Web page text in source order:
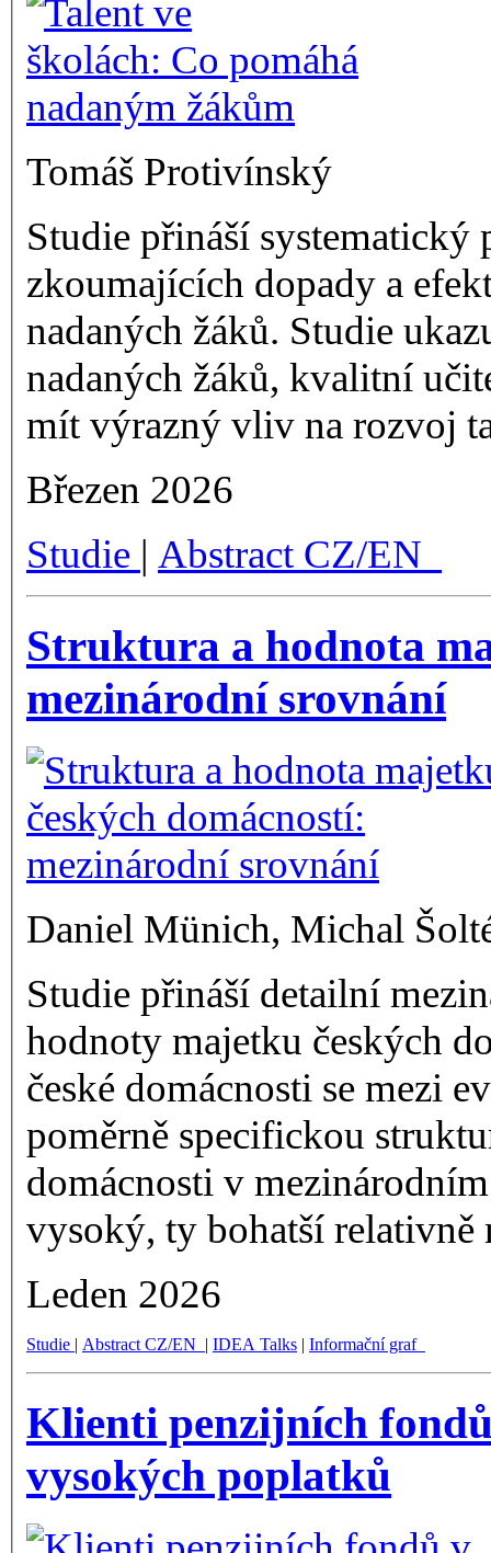
Tomáš Protivínský
Studie přináší
zkoumajících dopady a
nadaných žáků. Studie
nadaných žáků, kvalitní
mít výrazný vliv na rozvoj
Březen 2026
Studie | Abstract CZ/EN
Struktura a hodnota
mezinárodní srovnání
Daniel Münich, Michal
Studie přináší detailní
hodnoty majetku českých
české domácnosti se mezi
poměrně specifickou
domácnosti v
vysoký, ty bohatší relativně
Leden 2026
Studie | Abstract CZ/EN | IDEA Talks | Informační graf
Klienti penzijních
vysokých poplatků